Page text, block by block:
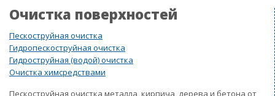
Очистка поверхностей
Пескоструйная очистка
Гидропескоструйная очистка
Гидроструйная (водой) очистка
Очистка химсредствами
Пескоструйная очистка металла, кирпича, дерева и бетона от